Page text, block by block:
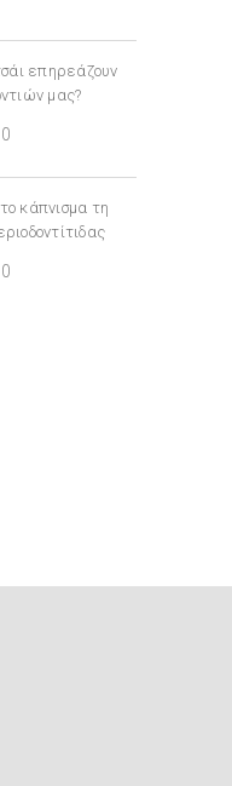
επηρεάζουν
μας?
0
κάπνισμα τη
0